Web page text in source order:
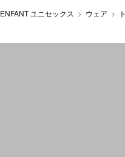
ENFANT ユニセックス ウェア